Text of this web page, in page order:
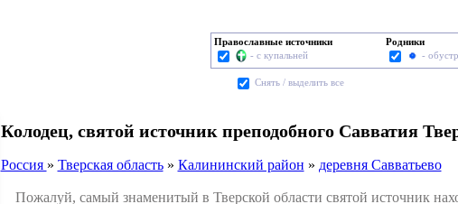
Православные источники
- с купальней
Родники
-
Cнять / выделить все
Колодец, святой источник преподобного Савватия
Россия » Тверская область» Калининский район » деревня Савватьево
Пожалуй, самый знаменитый в Тверской области святой источник